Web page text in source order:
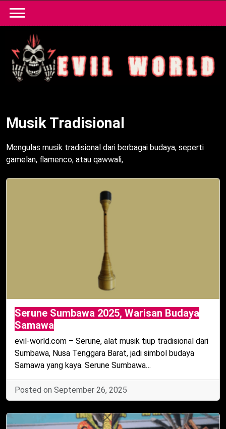
content
Musik Tradisional
Mengulas musik tradisional dari berbagai budaya, seperti
gamelan, flamenco, atau qawwali,
Serune Sumbawa 2025, Warisan Budaya
Samawa
evil-world.com – Serune, alat musik tiup tradisional dari
Sumbawa, Nusa Tenggara Barat, jadi simbol budaya
Samawa yang kaya. Serune Sumbawa…
Posted on September 26, 2025